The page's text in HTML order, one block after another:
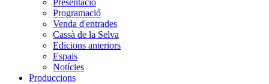
Presentació
Programació
Venda d'entrades
Cassà de la Selva
Edicions anteriors
Espais
Notícies
Produccions